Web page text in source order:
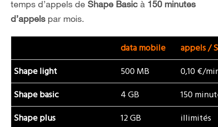
temps d’appels deShape Basic à 150 minutes
d’appelspar mois.
data mobile
appels /
Shape light
500 MB
0,10 €/
Shape basic
4 GB
150
Shape plus
12 GB illimités